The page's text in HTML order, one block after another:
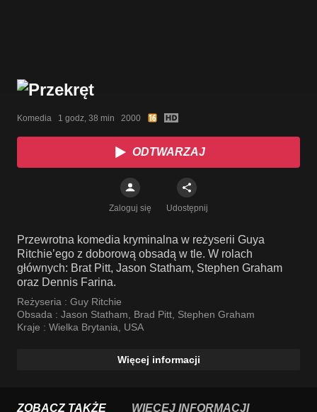
Komedia   1 godz, 38 min   2000
ODTWARZAJ
Zaloguj się Udostępnij
Przewrotna komedia kryminalna w reżyserii Guya
Ritchie’ego z doborową obsadą w tle. W rolach
głównych: Brat Pitt, Jason Statham, Stephen Graham
oraz Dennis Farina.
Reżyseria : Guy Ritchie
Obsada : Jason Statham, Brad Pitt, Stephen Graham
Kraje : Wielka Brytania, USA
Więcej informacji
ZOBACZ TAKŻE WIĘCEJ INFORMACJI